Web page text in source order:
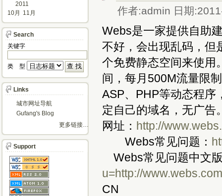
作者:admin 日期
Webs是一家提供自助
不好，会出现乱码，但
个免费静态空间来使用
间，每月500M流量限
ASP、PHP等动态程序
定自己的域名，无广告
网址： http://
Webs常见问题：
Webs常见问题中文
u=http://
CN
2011
10月
11月
Search
关键字
类 型
Links
城市网址导航
Gufang's Blog
更多链接…
Support